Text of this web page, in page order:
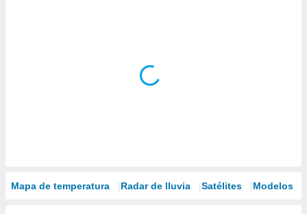
Mapa de temperatura Radar de lluvia Satélites Modelos